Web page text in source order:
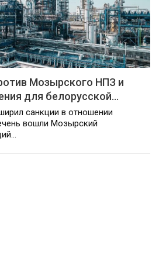
Мозырского НПЗ и
для белорусской…
санкции в отношении
вошли Мозырский